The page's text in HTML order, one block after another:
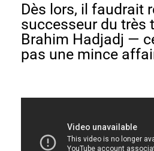
Dès lors, il faudrait
successeur du très
Brahim Hadjadj —
pas une mince